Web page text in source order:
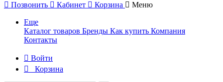
Позвонить
Кабинет Корзина Меню
Еще
Каталог товаров Бренды Как купить Компания
Контакты
Войти
Корзина